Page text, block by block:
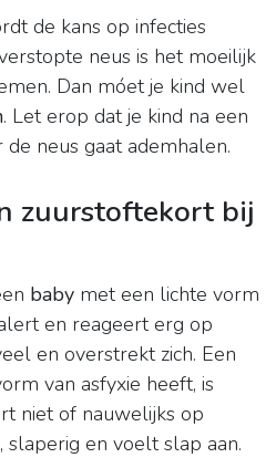
de kans op infecties
neus is het moeilijk
Dan móet je kind wel
. Let erop dat je kind na een
neus gaat ademhalen.
zuurstoftekort bij
baby met een lichte vorm
en reageert erg op
en overstrekt zich. Een
van asfyxie heeft, is
niet of nauwelijks op
slaperig en voelt slap aan.